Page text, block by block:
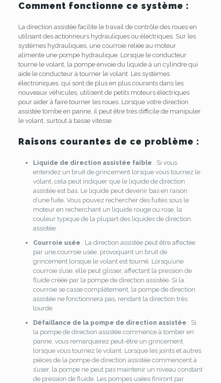
Comment fonctionne ce système :
La direction assistée facilite le travail de contrôle des roues en
utilisant des actionneurs hydrauliques ou électriques. Sur les
systèmes hydrauliques, une courroie reliée au moteur
alimente une pompe hydraulique. Lorsque le conducteur
tourne le volant, la pompe envoie du liquide à un cylindre qui
aide le conducteur à tourner le volant. Les systèmes
électroniques, qui sont de plus en plus courants dans les
nouveaux véhicules, utilisent de petits moteurs électriques
pour aider à faire tourner les roues. Lorsque votre direction
assistée tombe en panne, il peut être très difficile de manipuler
le volant, surtout à basse vitesse.
Raisons courantes de ce problème :
Liquide de direction assistée faible : Si vous
entendez un bruit de grincement lorsque vous tournez le
volant, cela peut indiquer que le liquide de direction
assistée est bas. Le liquide peut devenir bas en raison
d’une fuite. Vous pouvez rechercher des fuites sous le
moteur en recherchant un liquide rouge ou rose, la
couleur typique de la plupart des liquides de direction
assistée.
Courroie usée : La direction assistée peut être affectée
par une courroie usée, provoquant un bruit de
grincement lorsque le volant est tourné. Lorsqu’une
courroie s’use, elle peut glisser, affectant la pression de
fluide créée par la pompe de direction assistée. Si la
courroie se casse complètement, la pompe de direction
assistée ne fonctionnera pas, rendant la direction très
lourde.
Défaillance de la pompe de direction assistée : Si
la pompe de direction assistée commence à tomber en
panne, vous remarquerez peut-être un grincement
lorsque vous tournez le volant. Lorsque les joints et autres
pièces de la pompe de direction assistée commencent à
s’user, la pompe ne peut pas maintenir un niveau constant
de pression de fluide. Les pompes usées finiront par